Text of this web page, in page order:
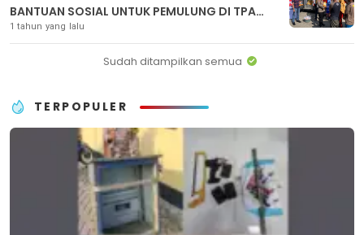
BANTUAN SOSIAL UNTUK PEMULUNG DI TPA
WONOKERTO
1 tahun yang lalu
Sudah ditampilkan semua
TERPOPULER